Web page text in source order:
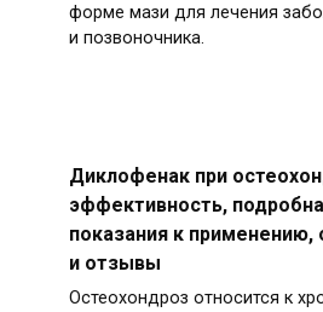
форме мази для лечения
и позвоночника.
Диклофенак при
эффективность,
показания к применению,
и отзывы
Остеохондроз относится к